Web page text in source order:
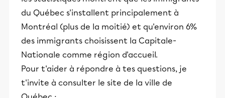
du Québec s'installent principalement à
Montréal (plus de la moitié) et qu'environ 6%
des immigrants choisissent la Capitale-
Nationale comme région d'accueil.
Pour t'aider à répondre à tes questions, je
t'invite à consulter le site de la ville de